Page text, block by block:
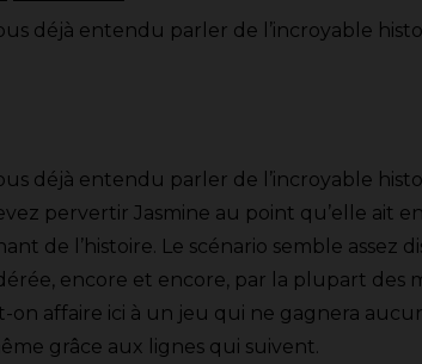
déjà entendu parler de l’incroyable
déjà entendu parler de l’incroyable
pervertir Jasmine au point qu’elle ait
de l’histoire. Le scénario semble
encore et encore, par la plupart des
on affaire ici à un jeu qui ne gagnera
grâce aux lignes qui suivent.